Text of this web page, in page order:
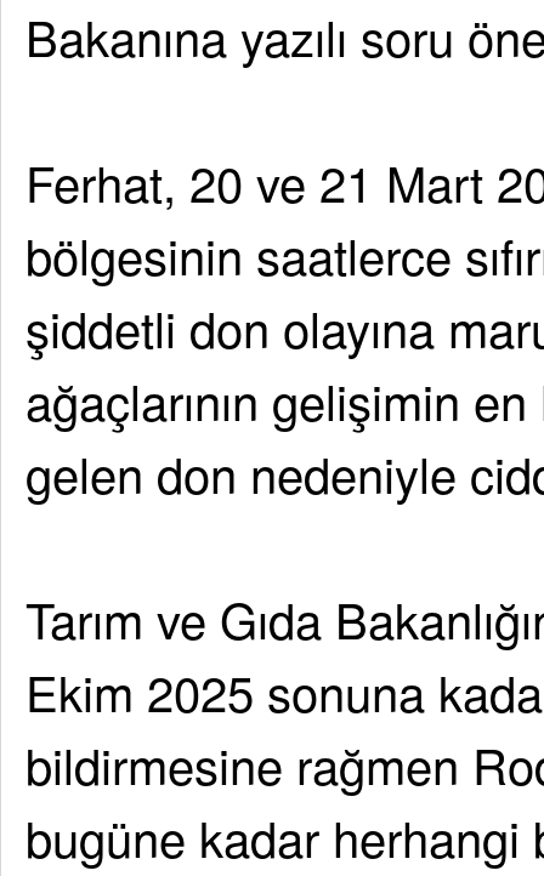
Bakanına yazılı soru
Ferhat, 20 ve 21 Mart
bölgesinin saatlerce
şiddetli don olayına
ağaçlarının gelişimin
gelen don nedeniyle
Tarım ve Gıda
Ekim 2025 sonuna
bildirmesine rağmen
bugüne kadar herhangi